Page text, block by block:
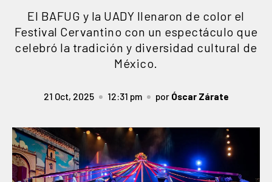
El BAFUG y la UADY llenaron de color el
Festival Cervantino con un espectáculo que
celebró la tradición y diversidad cultural de
México.
21 Oct, 2025 12:31 pm por Óscar Zárate